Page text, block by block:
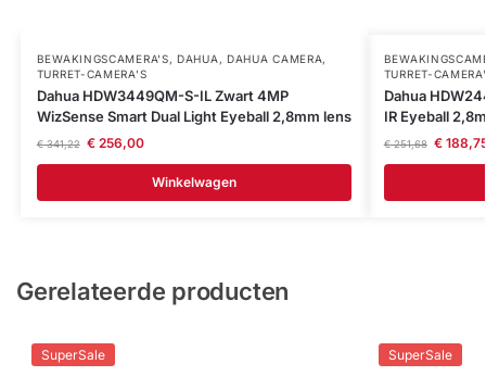
BEWAKINGSCAMERA'S,DAHUA , DAHUA CAMERA,
TURRET-CAMERA'S
Dahua HDW3449QM-S-IL Zwart 4MP
WizSense Smart Dual Light Eyeball 2,8mm lens
€341,22 €256,00
Winkelwagen
TURRET-
Dahua
IR Eyeball
€251,68 €
Gerelateerde producten
SuperSale SuperSale